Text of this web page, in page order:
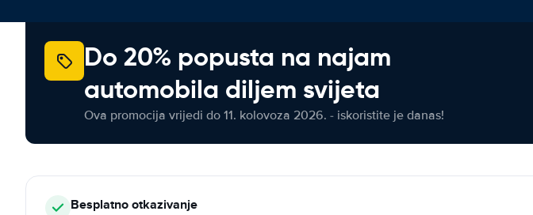
Do 20% popusta na najam
automobila diljem svijeta
Ova promocija vrijedi do 11. kolovoza 2026. - iskoristite je danas!
Besplatno otkazivanje